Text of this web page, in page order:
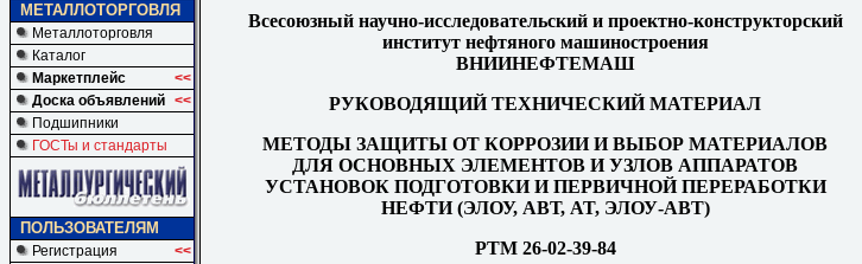
МЕТАЛЛОТОРГОВЛЯ
Металлоторговля
Каталог
Маркетплейс
<<
Доска объявлений <<
Подшипники
ГОСТы и стандарты
ПОЛЬЗОВАТЕЛЯМ
Регистрация
<<
Всесоюзный научно-исследовательский и проектно-конструкторский
институт нефтяного машиностроения
ВНИИНЕФТЕМАШ
РУКОВОДЯЩИЙ ТЕХНИЧЕСКИЙ МАТЕРИАЛ
МЕТОДЫ ЗАЩИТЫ ОТ КОРРОЗИИ И ВЫБОР МАТЕРИАЛОВ
ДЛЯ ОСНОВНЫХ ЭЛЕМЕНТОВ И УЗЛОВ АППАРАТОВ
УСТАНОВОК ПОДГОТОВКИ И ПЕРВИЧНОЙ ПЕРЕРАБОТКИ
НЕФТИ (ЭЛОУ, АВТ, AT, ЭЛОУ-АВТ)
РTM26-02-39-84